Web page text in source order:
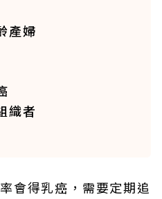
產婦
織者
會得乳癌，需要定期追